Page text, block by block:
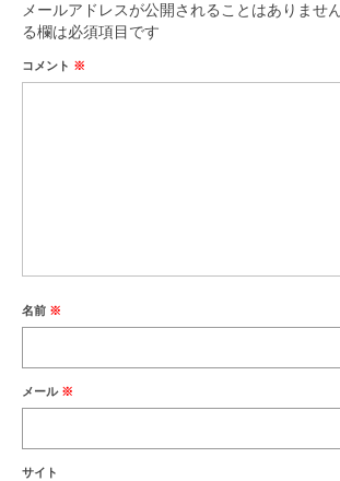
メールアドレスが公開されることはありません
る欄は必須項目です
コメント ※
名前 ※
メール ※
サイト